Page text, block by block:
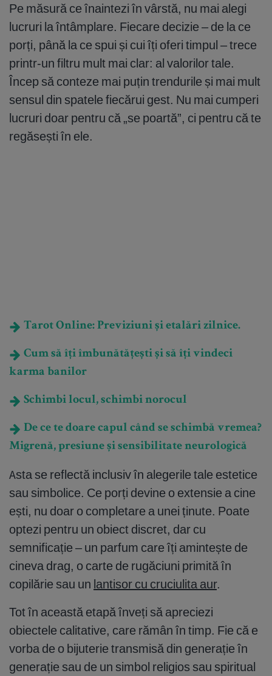
Pe măsură ce înaintezi în vârstă, nu mai alegi
lucruri la întâmplare. Fiecare decizie – de la ce
porți, până la ce spui și cui îți oferi timpul – trece
printr-un filtru mult mai clar: al valorilor tale.
Încep să conteze mai puțin trendurile și mai mult
sensul din spatele fiecărui gest. Nu mai cumperi
lucruri doar pentru că „se poartă”, ci pentru că te
regăsești în ele.
Tarot Online: Previziuni și etalări zilnice.
Cum să îți îmbunătățești și să îți vindeci
karma banilor
Schimbi locul, schimbi norocul
De ce te doare capul când se schimbă vremea?
Migrenă, presiune și sensibilitate neurologică
Asta se reflectă inclusiv în alegerile tale estetice
sau simbolice. Ce porți devine o extensie a cine
ești, nu doar o completare a unei ținute. Poate
optezi pentru un obiect discret, dar cu
semnificație – un parfum care îți amintește de
cineva drag, o carte de rugăciuni primită în
copilărie sau un lantisor cu cruciulita aur.
Tot în această etapă înveți să apreciezi
obiectele calitative, care rămân în timp. Fie că e
vorba de o bijuterie transmisă din generație în
generație sau de un simbol religios sau spiritual